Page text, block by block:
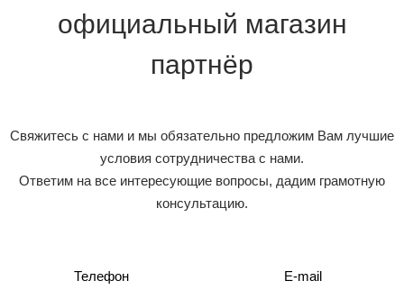
официальный магазин
партнёр
Свяжитесь с нами и мы обязательно предложим Вам лучшие
условия сотрудничества с нами.
Ответим на все интересующие вопросы, дадим грамотную
консультацию.
Телефон E-mail